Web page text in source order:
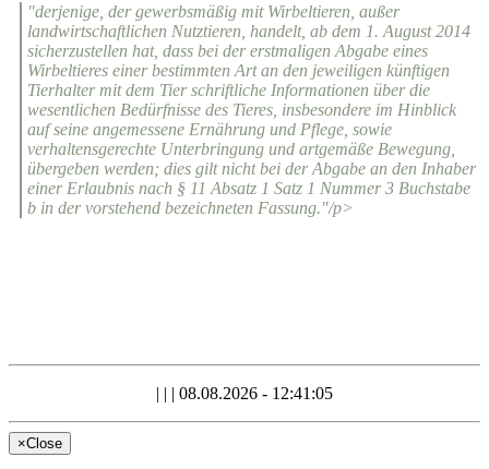
"derjenige, der gewerbsmäßig mit Wirbeltieren, außer
landwirtschaftlichen Nutztieren, handelt, ab dem 1. August 2014
sicherzustellen hat, dass bei der erstmaligen Abgabe eines
Wirbeltieres einer bestimmten Art an den jeweiligen künftigen
Tierhalter mit dem Tier schriftliche Informationen über die
wesentlichen Bedürfnisse des Tieres, insbesondere im Hinblick
auf seine angemessene Ernährung und Pflege, sowie
verhaltensgerechte Unterbringung und artgemäße Bewegung,
übergeben werden; dies gilt nicht bei der Abgabe an den Inhaber
einer Erlaubnis nach § 11 Absatz 1 Satz 1 Nummer 3 Buchstabe
b in der vorstehend bezeichneten Fassung."/p>
| | | 08.08.2026 - 12:41:05
×Close